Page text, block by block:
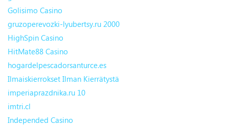
Golisimo Casino
gruzoperevozki-lyubertsy.ru 2000
HighSpin Casino
HitMate88 Casino
hogardelpescadorsanturce.es
Ilmaiskierrokset Ilman Kierrätystä
imperiaprazdnika.ru 10
imtri.cl
Independed Casino